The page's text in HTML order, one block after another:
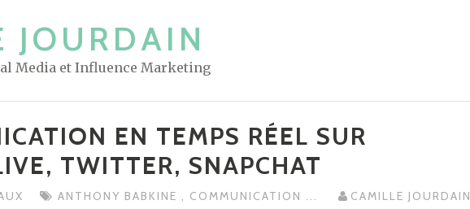
JOURDAIN
Media et Influence Marketing
EN TEMPS RÉEL SUR
TWITTER, SNAPCHAT
ANTHONY BABKINE , COMMUNICATION ... CAMILLE JOURDAIN